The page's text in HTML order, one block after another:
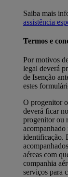
Saiba mais
assistência
Termos e
Por motivos
legal deverá
de Isenção
estes
O progenitor
deverá ficar
progenitor ou
identificação.
aéreas com
companhia
serviços para